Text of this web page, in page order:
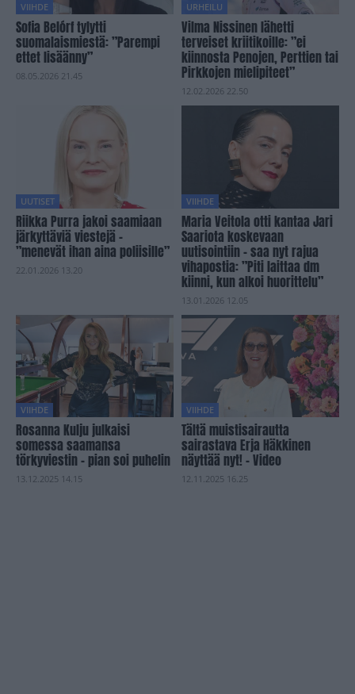
VIIHDE
Sofia Belórf tylytti
suomalaismiestä: ”Parempi
ettet lisäänny”
08.05.2026 21.45
URHEILU
Vilma Nissinen lähetti
terveiset kriitikoille: ”ei
kiinnosta Penojen, Perttien tai
Pirkkojen mielipiteet”
12.02.2026 22.50
UUTISET
Riikka Purra jakoi saamiaan
järkyttäviä viestejä –
”menevät ihan aina poliisille”
22.01.2026 13.20
VIIHDE
Maria Veitola otti kantaa Jari
Saariota koskevaan
uutisointiin – saa nyt rajua
vihapostia: ”Piti laittaa dm
kiinni, kun alkoi huorittelu”
13.01.2026 12.05
VIIHDE
Rosanna Kulju julkaisi
somessa saamansa
törkyviestin – pian soi puhelin
13.12.2025 14.15
VIIHDE
Tältä muistisairautta
sairastava Erja Häkkinen
näyttää nyt! – Video
12.11.2025 16.25